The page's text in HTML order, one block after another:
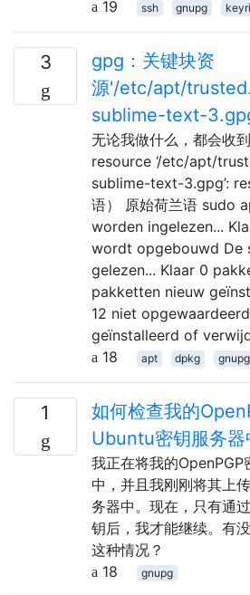
19 ssh gnupg
3
gpg：关键块资
源'/etc/apt/
sublime-text-
无论我做什么，都会收
resource ‘/etc/apt/
sublime-text-3.gpg’:
语） 原始荷兰语 sudo
worden ingelezen...
wordt opgebouwd De
gelezen... Klaar 0
pakketten nieuw
12 niet
geïnstalleerd of
18
apt dpkg gnupg
1
如何检查我的
Ubuntu密钥服务器
我正在将我的
中，并且我刚刚将其上
务器中。现在，只有通
钥后，我才能继续。有
这种情况？
18
gnupg